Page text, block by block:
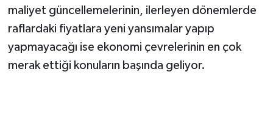
maliyet güncellemelerinin, ilerleyen dönemlerde
raflardaki fiyatlara yeni yansımalar yapıp
yapmayacağı ise ekonomi çevrelerinin en çok
merak ettiği konuların başında geliyor.